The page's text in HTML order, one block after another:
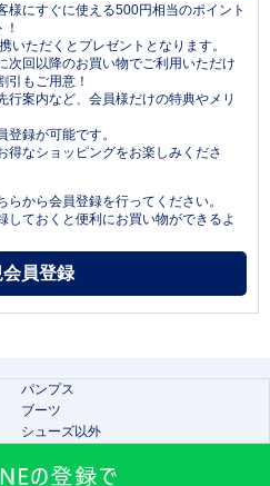
様にすぐに使える500円相当のポイント
ただくとプレゼントとなります。
次回以降のお買い物でご利用いただけ
引もご用意！
案内など、会員様だけの特典やメリ
録が可能です。
得なショッピングをお楽しみくださ
から会員登録を行ってください。
しておくと便利にお買い物ができるよ
パンプス
ブーツ
シューズ以外